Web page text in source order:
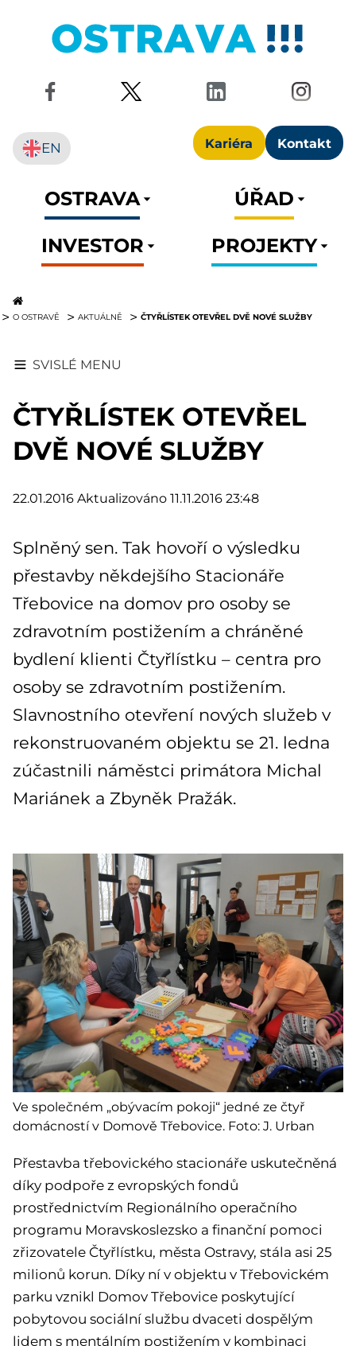
Kariéra Kontakt
EN
OSTRAVA
ÚŘAD
INVESTOR
PROJEKTY
O OSTRAVĚ AKTUÁLNĚ ČTYŘLÍSTEK OTEVŘEL DVĚ NOVÉ SLUŽBY
SVISLÉ MENU
ČTYŘLÍSTEK OTEVŘEL
DVĚ NOVÉ SLUŽBY
22.01.2016 Aktualizováno 11.11.2016 23:48
Splněný sen. Tak hovoří o výsledku
přestavby někdejšího Stacionáře
Třebovice na domov pro osoby se
zdravotním postižením a chráněné
bydlení klienti Čtyřlístku – centra pro
osoby se zdravotním postižením.
Slavnostního otevření nových služeb v
rekonstruovaném objektu se 21. ledna
zúčastnili náměstci primátora Michal
Mariánek a Zbyněk Pražák.
Ve společném „obývacím pokoji“ jedné ze čtyř
domácností v Domově Třebovice. Foto: J. Urban
Přestavba třebovického stacionáře uskutečněná
díky podpoře z evropských fondů
prostřednictvím Regionálního operačního
programu Moravskoslezsko a finanční pomoci
zřizovatele Čtyřlístku, města Ostravy, stála asi 25
milionů korun. Díky ní v objektu v Třebovickém
parku vznikl Domov Třebovice poskytující
pobytovou sociální službu dvaceti dospělým
lidem s mentálním postižením v kombinaci